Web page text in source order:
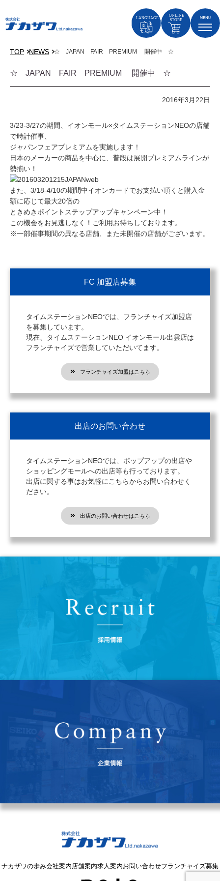
TOP NEWS ☆ JAPAN FAIR PREMIUM 開催中 ☆
☆ JAPAN FAIR PREMIUM 開催中 ☆
2016年3月22日
3/23-3/27の期間、イオンモール×タイムステーションNEOの店舗
で時計催事、
ジャパンフェアプレミアムを実施します！
日本のメーカーの商品を中心に、普段は展開プレミアムラインが
勢揃い！
また、3/18-4/10の期間中イオンカードでお支払い頂くと購入金
額に応じて最大20倍の
ときめきポイントステップアップキャンペーン中！
この機会をお見逃しなく！ご利用お待ちしております。
※一部催事期間の異なる店舗、また未開催の店舗がございます。
FC 加盟店募集
タイムステーションNEOでは、フランチャイズ加盟店
を募集しています。
現在、タイムステーションNEO イオンモール出雲店は
フランチャイズで営業していただいてます。
フランチャイズ加盟はこちら
出店のお問い合わせ
タイムステーションNEOでは、ポップアップの出店や
ショッピングモールへの出店等も行っております。
出店に関する事はお気軽にこちらからお問い合わせく
ださい。
出店のお問い合わせはこちら
ナカザワの歩み会社案内店舗案内求人案内お問い合わせフランチャイズ募集